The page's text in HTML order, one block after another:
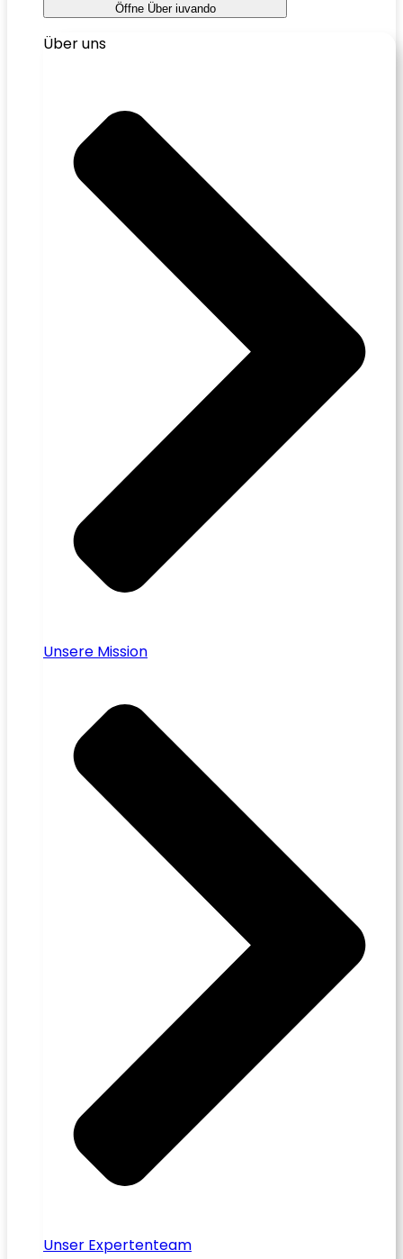
Öffne Über iuvando
Über uns
Unsere Mission
Unser Expertenteam